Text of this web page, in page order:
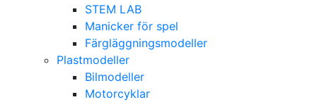
STEM LAB
Manicker för spel
Färgläggningsmodeller
Plastmodeller
Bilmodeller
Motorcyklar